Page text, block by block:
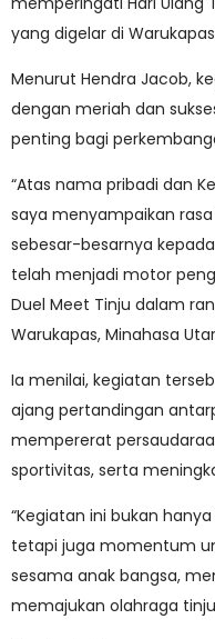
yang digelar di
Menurut Hendra Jacob,
dengan meriah dan
penting bagi
“Atas nama pribadi dan
saya menyampaikan
sebesar-besarnya
telah menjadi motor
Duel Meet Tinju dalam
Warukapas, Minahasa
Ia menilai, kegiatan
ajang pertandingan
mempererat
sportivitas, serta
“Kegiatan ini bukan
tetapi juga momentum
sesama anak bangsa,
memajukan olahraga